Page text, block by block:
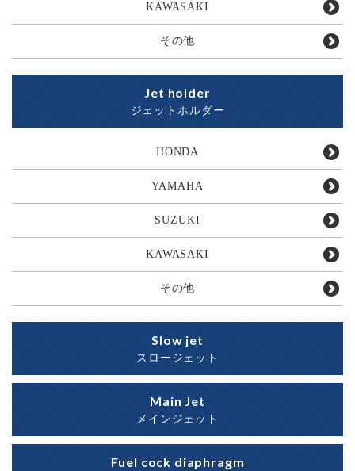
KAWASAKI
その他
Jet holder
ジェットホルダー
HONDA
YAMAHA
SUZUKI
KAWASAKI
その他
Slow jet
スロージェット
Main Jet
メインジェット
Fuel cock diaphragm